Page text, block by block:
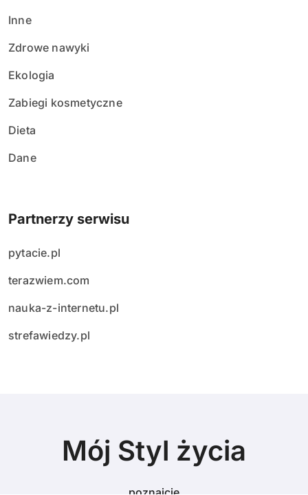
Inne
Zdrowe nawyki
Ekologia
Zabiegi kosmetyczne
Dieta
Dane
Partnerzy serwisu
pytacie.pl
terazwiem.com
nauka-z-internetu.pl
strefawiedzy.pl
Mój Styl życia
poznajcie